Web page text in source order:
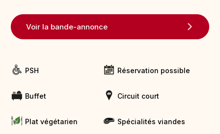
Voir la bande-annonce
PSH Réservation possible
Buffet Circuit court
Plat végétarien Spécialités viandes